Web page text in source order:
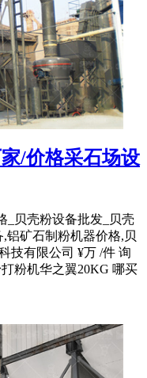
/价格采石场设
_贝壳粉设备批发_贝壳
铝矿石制粉机器价格,贝
技有限公司 ¥万 /件 询
粉机华之翼20KG 哪买